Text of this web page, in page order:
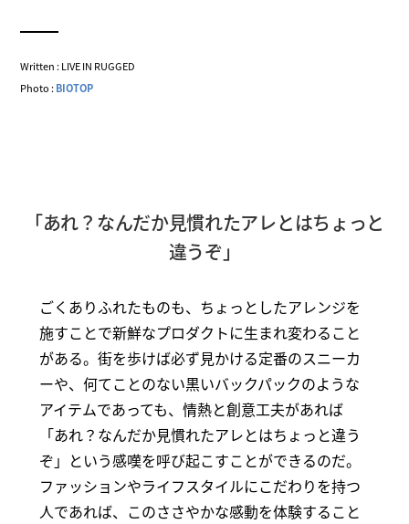
Written : LIVE IN RUGGED
Photo :BIOTOP
「あれ？なんだか見慣れたアレとはちょっと
違うぞ」
ごくありふれたものも、ちょっとしたアレンジを
施すことで新鮮なプロダクトに生まれ変わること
がある。街を歩けば必ず見かける定番のスニーカ
ーや、何てことのない黒いバックパックのような
アイテムであっても、情熱と創意工夫があれば
「あれ？なんだか見慣れたアレとはちょっと違う
ぞ」という感嘆を呼び起こすことができるのだ。
ファッションやライフスタイルにこだわりを持つ
人であれば、このささやかな感動を体験すること